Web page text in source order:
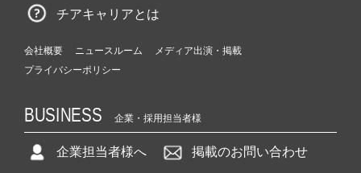
チアキャリアとは
会社概要 ニュースルーム
メディア出演・掲載
プライバシーポリシー
BUSINESS 企業・採用担当者様
企業担当者様へ 掲載のお問い合わせ